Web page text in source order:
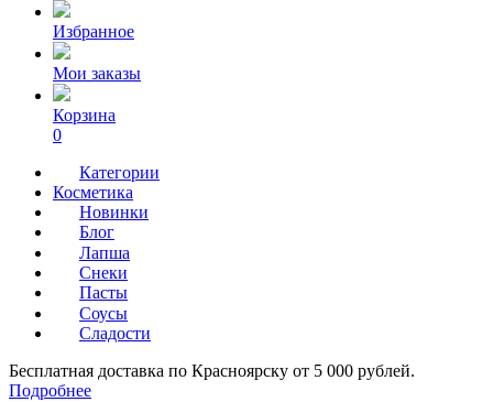
Избранное
Мои заказы
Корзина
0
Категории
Косметика
Новинки
Блог
Лапша
Снеки
Пасты
Соусы
Сладости
Бесплатная доставка по Красноярску от 5 000 рублей.
Подробнее